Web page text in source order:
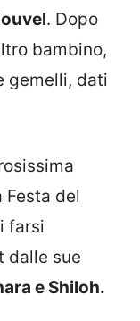
. Dopo
bambino,
gemelli, dati
del
farsi
dalle sue
e Shiloh.